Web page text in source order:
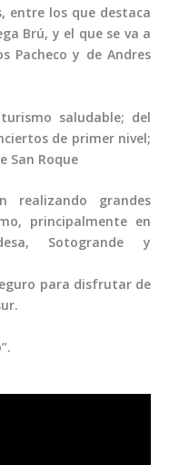
entre los que destaca
Brú, y el que se va a
Pacheco y de Andres
saludable; del
de primer nivel;
San Roque
realizando grandes
principalmente en
Sotogrande y
para disfrutar de